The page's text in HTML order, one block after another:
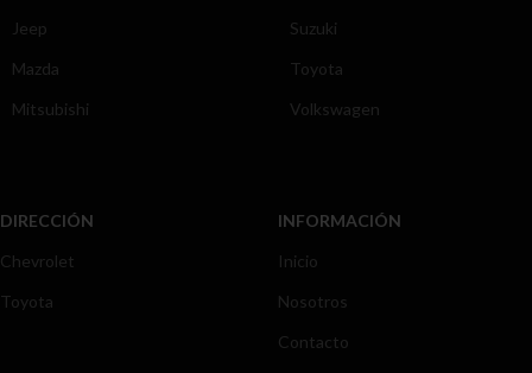
Jeep
Mazda
Mitsubishi
Suzuki
Toyota
Volkswagen
DIRECCIÓN
Chevrolet
Toyota
INFORMACIÓN
Inicio
Nosotros
Contacto